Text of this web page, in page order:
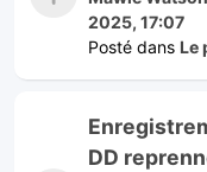
2025, 17:07
Posté dans Le
DD